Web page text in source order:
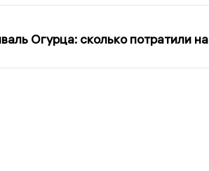
Огурца: сколько потратили на